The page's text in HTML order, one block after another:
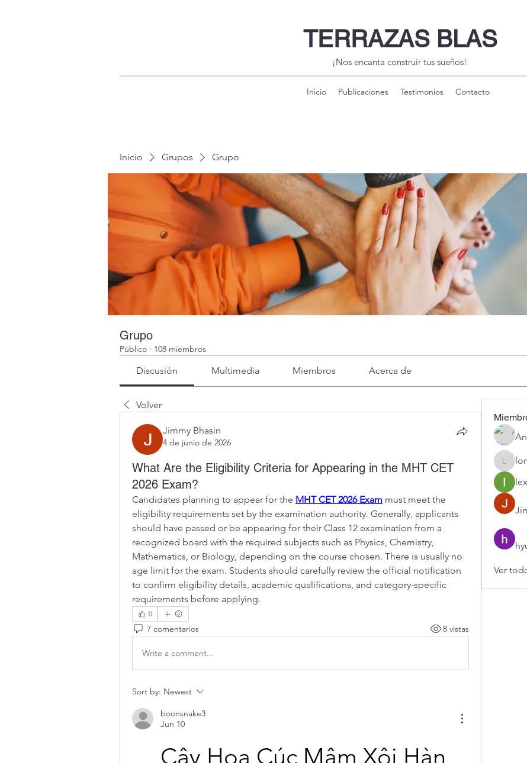
TERRAZAS BLAS
¡Nos encanta construir tus sueños!
Inicio Publicaciones Testimonios Contacto
Inicio Grupos Grupo
Grupo
Público · 108 miembros
Discusión Multimedia Miembros Acerca de
Volver
Jimmy Bhasin
4 de junio de 2026
What Are the Eligibility Criteria for Appearing in the MHT CET
2026 Exam?
Candidates planning to appear for the MHT CET 2026 Exam must meet the
eligibility requirements set by the examination authority. Generally, applicants
should have passed or be appearing for their Class 12 examination from a
recognized board with the required subjects such as Physics, Chemistry,
Mathematics, or Biology, depending on the course chosen. There is usually no
age limit for the exam. Students should carefully review the official notification
to confirm eligibility details, academic qualifications, and category-specific
requirements before applying.
0
7 comentarios 8 vistas
Write a comment...
Sort by: Newest
boonsnake3
Jun 10
Cây Hoa Cúc Mâm Xôi Hàn
londa
Ver